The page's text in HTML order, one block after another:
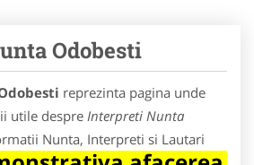
Odobesti
reprezinta pagina unde
utile despre Interpreti Nunta
Nunta, Interpreti si Lautari